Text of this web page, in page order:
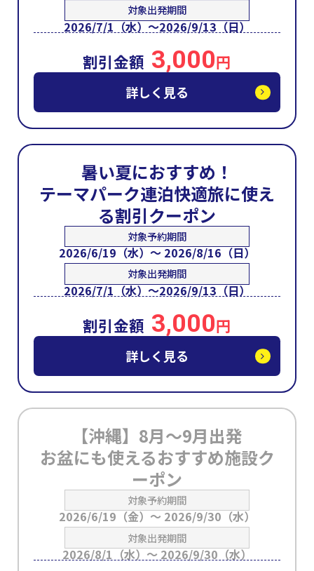
対象出発期間
2026/7/1（水）～2026/9/13（日）
割引金額 3,000円
詳しく見る
暑い夏におすすめ！
テーマパーク連泊快適旅に使え
る割引クーポン
対象予約期間
2026/6/19（水）～ 2026/8/16（日）
対象出発期間
2026/7/1（水）～2026/9/13（日）
割引金額 3,000円
詳しく見る
【沖縄】8月～9月出発
お盆にも使えるおすすめ施設ク
ーポン
対象予約期間
2026/6/19（金）～ 2026/9/30（水）
対象出発期間
2026/8/1（水）～ 2026/9/30（水）